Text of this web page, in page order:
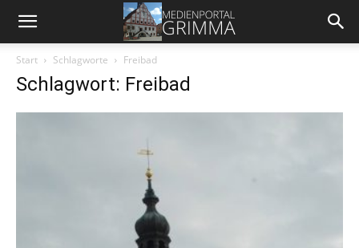
Start Schlagworte Freibad
Schlagwort: Freibad